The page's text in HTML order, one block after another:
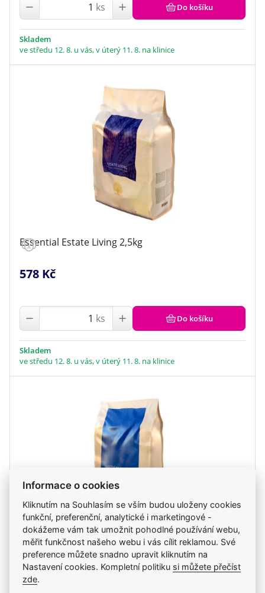
ks Do košíku
Skladem
ve středu 12. 8. u vás, v úterý 11. 8. na klinice
Essential Estate Living 2,5kg
578 Kč
ks Do košíku
Skladem
ve středu 12. 8. u vás, v úterý 11. 8. na klinice
Essential Nautical Living 2,5kg
578 Kč
Informace o cookies
Kliknutím na Souhlasím se vším budou uloženy cookies
funkční, preferenční, analytické i marketingové -
dokážeme vám tak umožnit pohodlné používání webu,
měřit funkčnost našeho webu i vás cílit reklamou. Své
preference můžete snadno upravit kliknutím na
Nastavení cookies. Kompletní politiku si můžete přečíst
zde.